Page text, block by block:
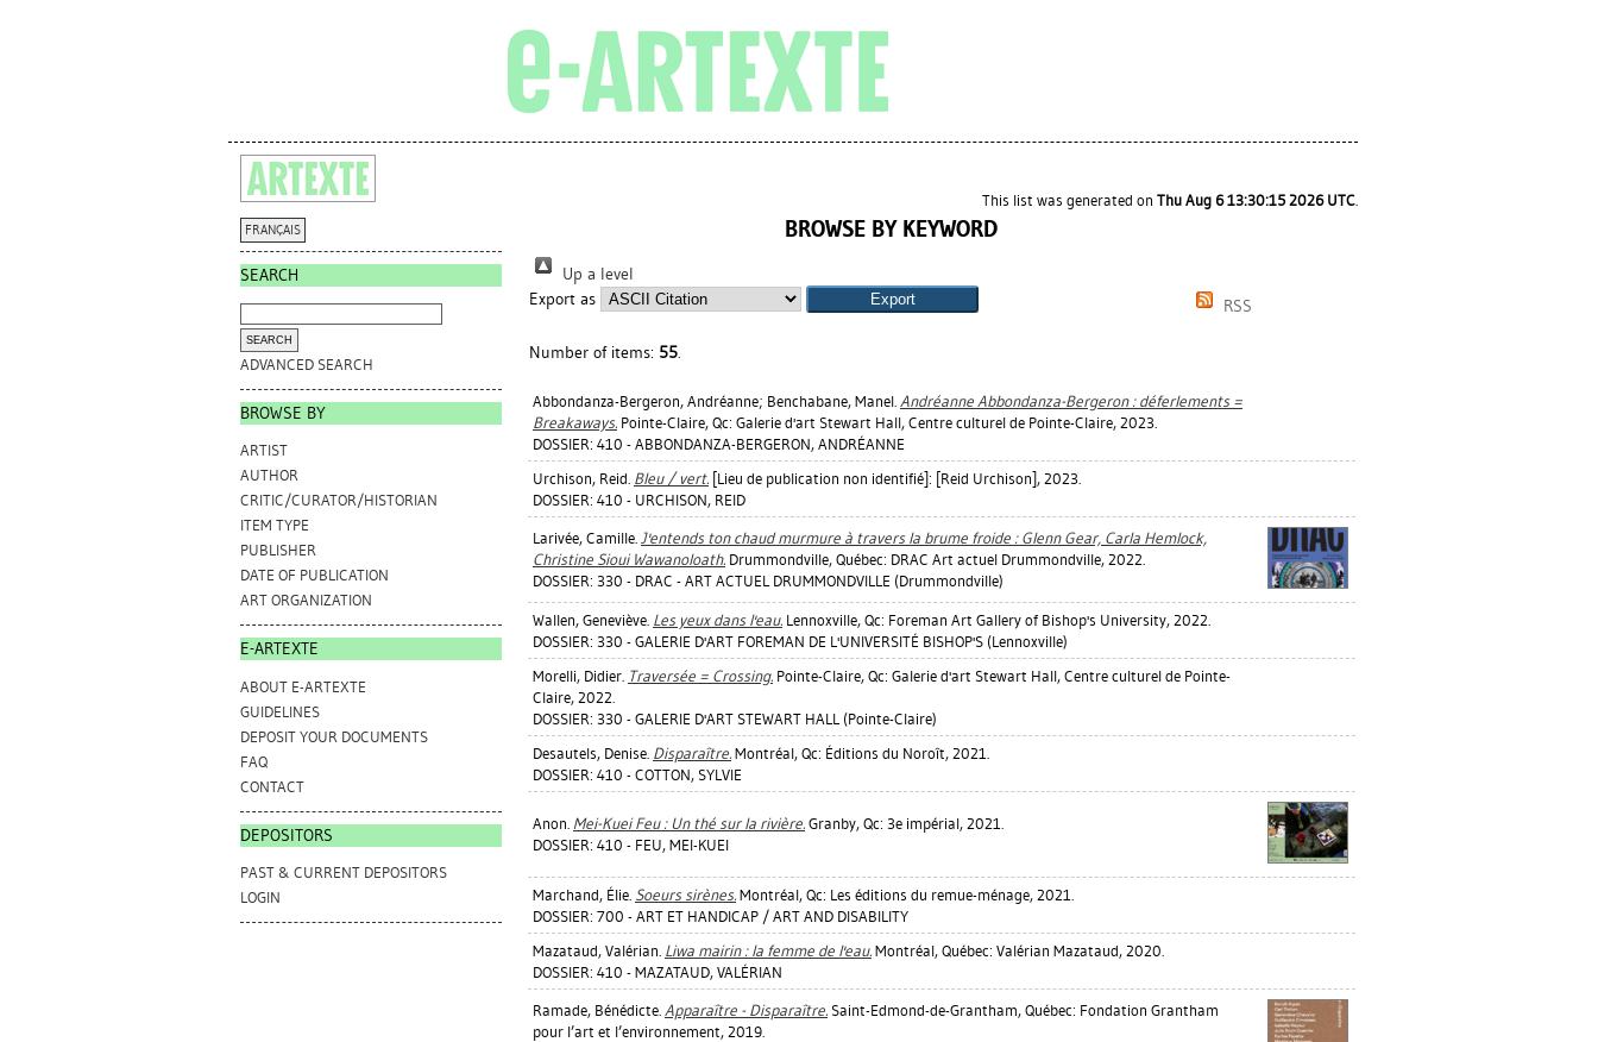
FRANÇAIS
SEARCH
ADVANCED SEARCH
BROWSE BY
ARTIST
AUTHOR
CRITIC/CURATOR/HISTORIAN
ITEM TYPE
PUBLISHER
DATE OF PUBLICATION
ART ORGANIZATION
E-ARTEXTE
ABOUT E-ARTEXTE
GUIDELINES
DEPOSIT YOUR DOCUMENTS
FAQ
CONTACT
DEPOSITORS
PAST & CURRENT DEPOSITORS
LOGIN
This list was generated on Thu Aug 6 13:30:15 2026 UTC.
BROWSE BY KEYWORD
Up a level
Export as
RSS
Number of items: 55.
Abbondanza-Bergeron, Andréanne; Benchabane, Manel. Andréanne Abbondanza-Bergeron : déferlements =
Breakaways. Pointe-Claire, Qc: Galerie d'art Stewart Hall, Centre culturel de Pointe-Claire, 2023.
DOSSIER: 410 - ABBONDANZA-BERGERON, ANDRÉANNE
Urchison, Reid. Bleu / vert. [Lieu de publication non identifié]: [Reid Urchison], 2023.
DOSSIER: 410 - URCHISON, REID
Larivée, Camille. J'entends ton chaud murmure à travers la brume froide : Glenn Gear, Carla Hemlock,
Christine Sioui Wawanoloath. Drummondville, Québec: DRAC Art actuel Drummondville, 2022.
DOSSIER: 330 - DRAC - ART ACTUEL DRUMMONDVILLE (Drummondville)
Wallen, Geneviève. Les yeux dans l'eau. Lennoxville, Qc: Foreman Art Gallery of Bishop's University, 2022.
DOSSIER: 330 - GALERIE D'ART FOREMAN DE L'UNIVERSITÉ BISHOP'S (Lennoxville)
Morelli, Didier. Traversée = Crossing. Pointe-Claire, Qc: Galerie d'art Stewart Hall, Centre culturel de Pointe-
Claire, 2022.
DOSSIER: 330 - GALERIE D'ART STEWART HALL (Pointe-Claire)
Desautels, Denise. Disparaître. Montréal, Qc: Éditions du Noroît, 2021.
DOSSIER: 410 - COTTON, SYLVIE
Anon. Mei-Kuei Feu : Un thé sur la rivière. Granby, Qc: 3e impérial, 2021.
DOSSIER: 410 - FEU, MEI-KUEI
Marchand, Élie. Soeurs sirènes. Montréal, Qc: Les éditions du remue-ménage, 2021.
DOSSIER: 700 - ART ET HANDICAP / ART AND DISABILITY
Mazataud, Valérian. Liwa mairin : la femme de l'eau. Montréal, Québec: Valérian Mazataud, 2020.
DOSSIER: 410 - MAZATAUD, VALÉRIAN
Ramade, Bénédicte. Apparaître - Disparaître. Saint-Edmond-de-Grantham, Québec: Fondation Grantham
pour l’art et l’environnement, 2019.